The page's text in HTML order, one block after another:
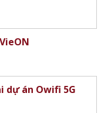
dự án Owifi 5G